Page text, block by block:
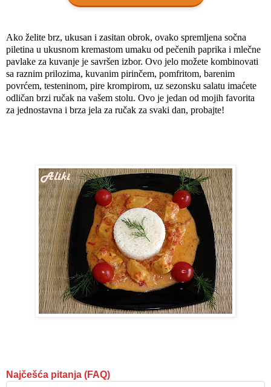
Ako želite brz, ukusan i zasitan obrok, ovako spremljena sočna
piletina u ukusnom kremastom umaku od pečenih paprika i mlečne
pavlake za kuvanje je savršen izbor. Ovo jelo možete kombinovati
sa raznim prilozima, kuvanim pirinčem, pomfritom, barenim
povrćem, testeninom, pire krompirom, uz sezonsku salatu imaćete
odličan brzi ručak na vašem stolu. Ovo je jedan od mojih favorita
za jednostavna i brza jela za ručak za svaki dan, probajte!
Najčešća pitanja (FAQ)